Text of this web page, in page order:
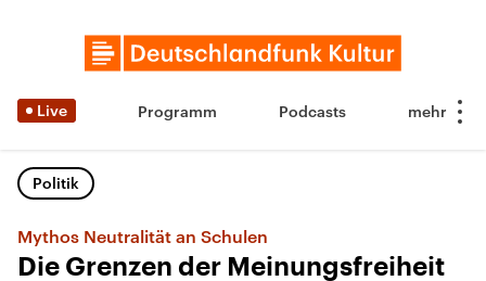
Live Programm Podcasts
Politik
Mythos Neutralität an Schulen
Die Grenzen der Meinungsfreiheit